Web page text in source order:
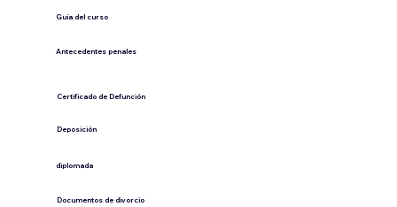
Guía del curso
Antecedentes penales
​Certificado de Defunción
​Deposición
diplomada
Documentos de divorcio